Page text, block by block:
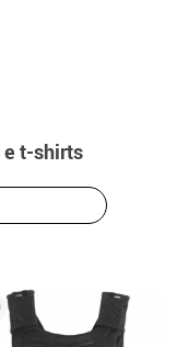
e t-shirts